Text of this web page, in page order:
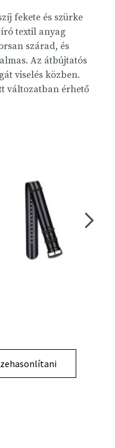
fekete és szürke
textil anyag
szárad, és
Az átbújtatós
viselés közben.
változatban érhető